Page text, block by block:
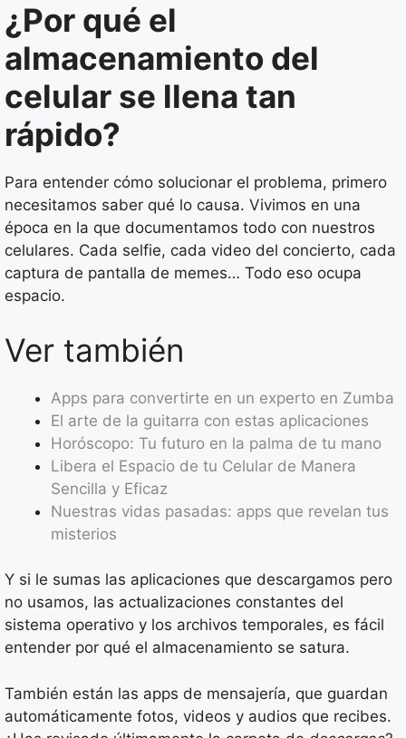
¿Por qué el
almacenamiento del
celular se llena tan
rápido?
Para entender cómo solucionar el problema, primero
necesitamos saber qué lo causa. Vivimos en una
época en la que documentamos todo con nuestros
celulares. Cada selfie, cada video del concierto, cada
captura de pantalla de memes… Todo eso ocupa
espacio.
Ver también
Apps para convertirte en un experto en Zumba
El arte de la guitarra con estas aplicaciones
Horóscopo: Tu futuro en la palma de tu mano
Libera el Espacio de tu Celular de Manera
Sencilla y Eficaz
Nuestras vidas pasadas: apps que revelan tus
misterios
Y si le sumas las aplicaciones que descargamos pero
no usamos, las actualizaciones constantes del
sistema operativo y los archivos temporales, es fácil
entender por qué el almacenamiento se satura.
También están las apps de mensajería, que guardan
automáticamente fotos, videos y audios que recibes.